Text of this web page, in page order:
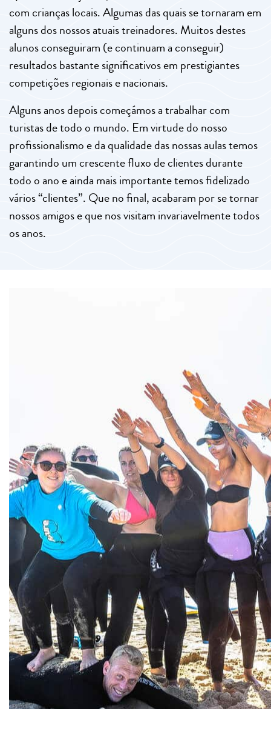
com crianças locais. Algumas das quais se tornaram em
alguns dos nossos atuais treinadores. Muitos destes
alunos conseguiram (e continuam a conseguir)
resultados bastante significativos em prestigiantes
competições regionais e nacionais.
Alguns anos depois começámos a trabalhar com
turistas de todo o mundo. Em virtude do nosso
profissionalismo e da qualidade das nossas aulas temos
garantindo um crescente fluxo de clientes durante
todo o ano e ainda mais importante temos fidelizado
vários “clientes”. Que no final, acabaram por se tornar
nossos amigos e que nos visitam invariavelmente todos
os anos.